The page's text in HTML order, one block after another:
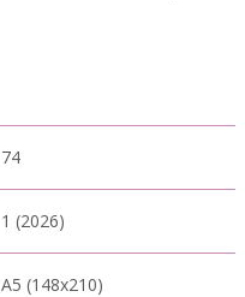
74
1 (2026)
A5 (148x210)